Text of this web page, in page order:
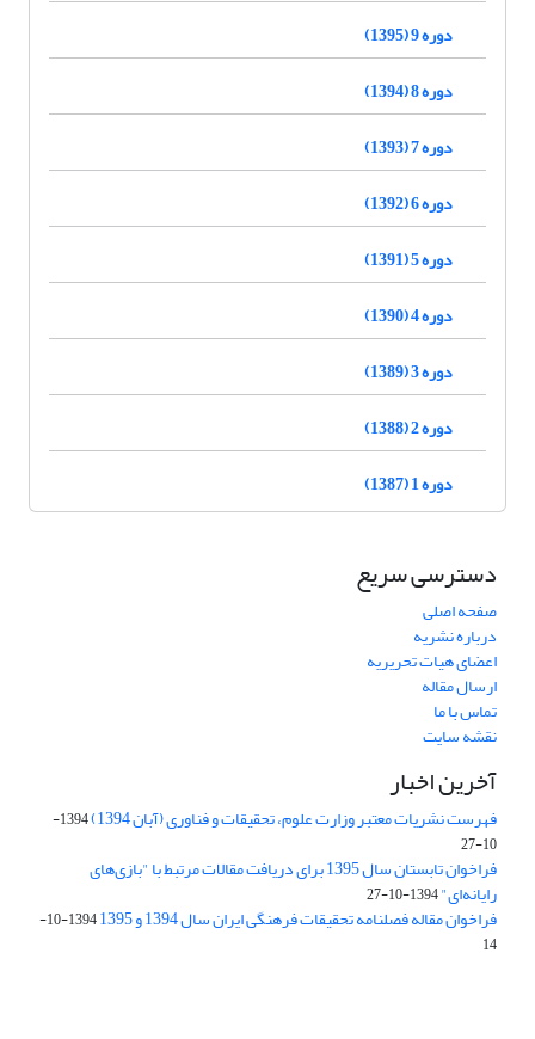
دوره 9 (1395)
دوره 8 (1394)
دوره 7 (1393)
دوره 6 (1392)
دوره 5 (1391)
دوره 4 (1390)
دوره 3 (1389)
دوره 2 (1388)
دوره 1 (1387)
دسترسی سریع
صفحه اصلی
درباره نشریه
اعضای هیات تحریریه
ارسال مقاله
تماس با ما
نقشه سایت
آخرین اخبار
فهرست نشریات معتبر وزارت علوم، تحقیقات و فناوری (آبان 1394)
1394-
10-27
فراخوان تابستان سال 1395 برای دریافت مقالات مرتبط با "بازی‌های
رایانه‌ای"1394-10-27
فراخوان مقاله فصلنامه تحقیقات فرهنگی ایران سال 1394 و 1395
1394-10-
14